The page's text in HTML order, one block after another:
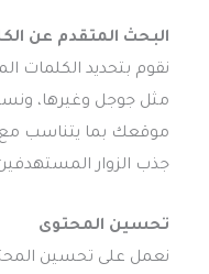
البحث المتقدم عن
نقوم بتحديد الكلمات
مثل جوجل وغيرها،
موقعك بما يتناسب مع
جذب الزوار
تحسين المحتوى
نعمل على تحسين